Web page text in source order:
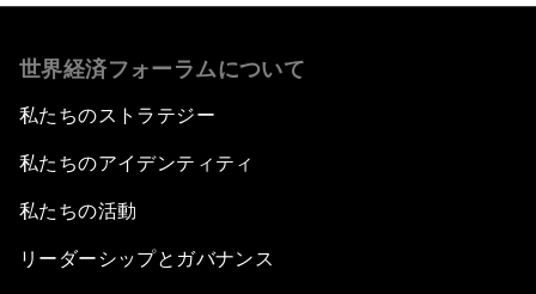
世界経済フォーラムについて
私たちのストラテジー
私たちのアイデンティティ
私たちの活動
リーダーシップとガバナンス